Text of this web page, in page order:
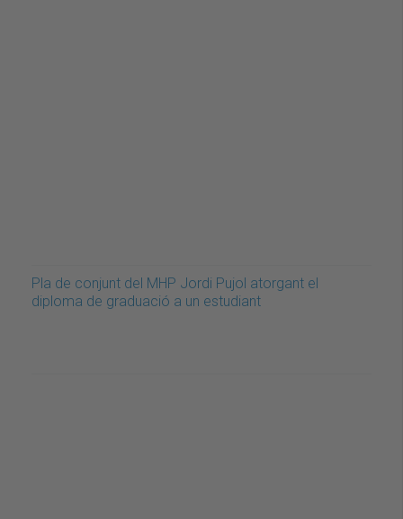
Pla de conjunt del MHP Jordi Pujol atorgant el
diploma de graduació a un estudiant